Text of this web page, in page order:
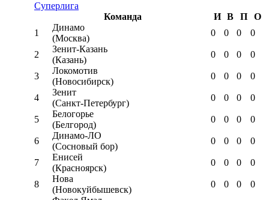
Суперлига
Команда
И В П
О
1
Динамо
(Москва)
0 0 0 0
2
Зенит-Казань
(Казань)
0 0 0 0
3
Локомотив
(Новосибирск)
0 0 0 0
4
Зенит
(Санкт-Петербург)
0 0 0 0
5
Белогорье
(Белгород)
0 0 0 0
6
Динамо-ЛО
(Сосновый бор)
0 0 0 0
7
Енисей
(Красноярск)
0 0 0 0
8
Нова
(Новокуйбышевск)
0 0 0 0